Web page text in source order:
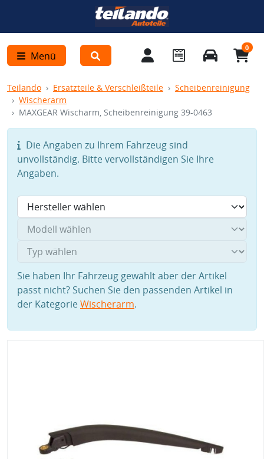
Menü
0
Teilando Ersatzteile & Verschleißteile
Scheibenreinigung
Wischerarm
MAXGEAR Wischarm, Scheibenreinigung 39-0463
Die Angaben zu Ihrem Fahrzeug sind
unvollständig. Bitte vervollständigen Sie Ihre
Angaben.
Sie haben Ihr Fahrzeug gewählt aber der Artikel
passt nicht? Suchen Sie den passenden Artikel in
der KategorieWischerarm.